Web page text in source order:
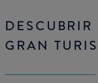
GRAN